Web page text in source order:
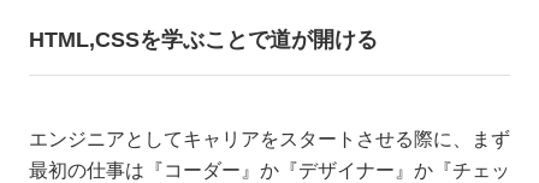
HTML,CSSを学ぶことで道が開ける
エンジニアとしてキャリアをスタートさせる際に、まず
最初の仕事は『コーダー』か『デザイナー』か『チェッ